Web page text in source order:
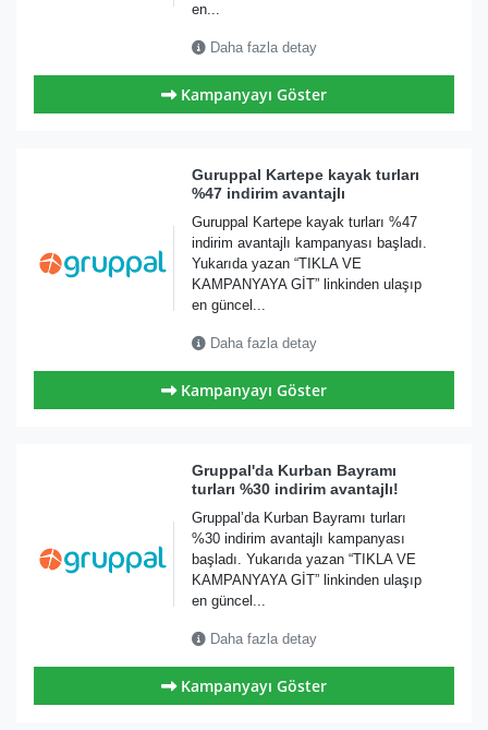
en...
Daha fazla detay
Kampanyayı Göster
Guruppal Kartepe kayak turları
%47 indirim avantajlı
Guruppal Kartepe kayak turları %47
indirim avantajlı kampanyası başladı.
Yukarıda yazan “TIKLA VE
KAMPANYAYA GİT” linkinden ulaşıp
en güncel...
Daha fazla detay
Kampanyayı Göster
Gruppal'da Kurban Bayramı
turları %30 indirim avantajlı!
Gruppal’da Kurban Bayramı turları
%30 indirim avantajlı kampanyası
başladı. Yukarıda yazan “TIKLA VE
KAMPANYAYA GİT” linkinden ulaşıp
en güncel...
Daha fazla detay
Kampanyayı Göster